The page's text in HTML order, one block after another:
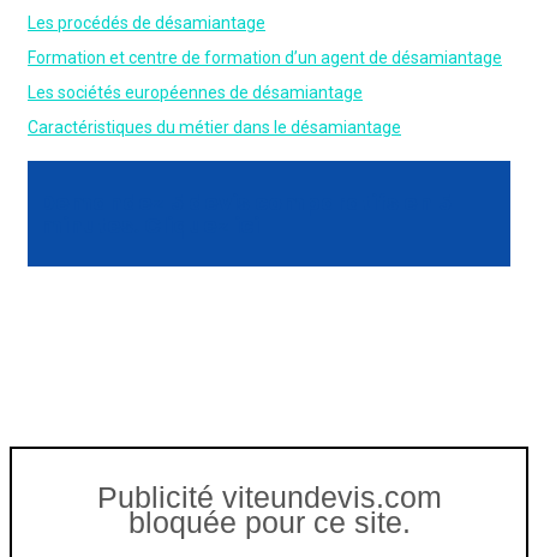
Les procédés de désamiantage
Formation et centre de formation d’un agent de désamiantage
Les sociétés européennes de désamiantage
Caractéristiques du métier dans le désamiantage
Publicité viteundevis.com
bloquée pour ce site.